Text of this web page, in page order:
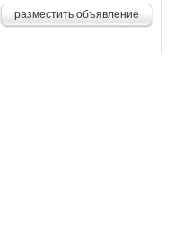
разместить объявление